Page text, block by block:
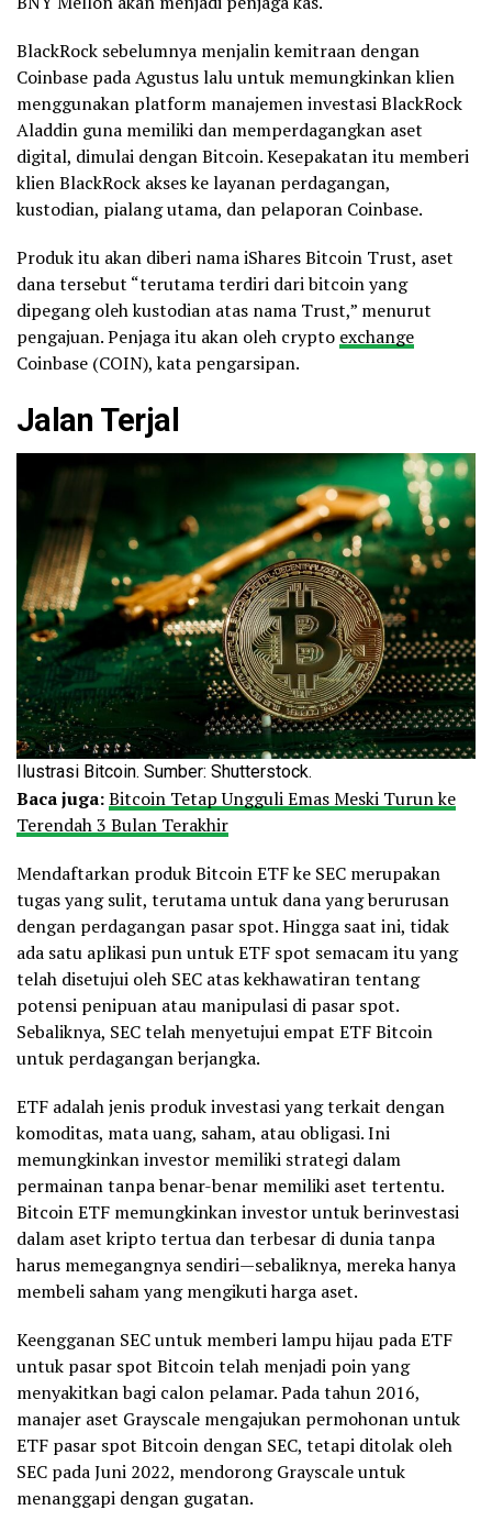
BlackRock sebelumnya menjalin kemitraan dengan
Coinbase pada Agustus lalu untuk memungkinkan klien
menggunakan platform manajemen investasi BlackRock
Aladdin guna memiliki dan memperdagangkan aset
digital, dimulai dengan Bitcoin. Kesepakatan itu memberi
klien BlackRock akses ke layanan perdagangan,
kustodian, pialang utama, dan pelaporan Coinbase.
Produk itu akan diberi nama iShares Bitcoin Trust, aset
dana tersebut “terutama terdiri dari bitcoin yang
dipegang oleh kustodian atas nama Trust,” menurut
pengajuan. Penjaga itu akan oleh crypto exchange
Coinbase (COIN), kata pengarsipan.
Jalan Terjal
Ilustrasi Bitcoin. Sumber: Shutterstock.
Baca juga:Bitcoin Tetap Ungguli Emas Meski Turun ke
Terendah 3 Bulan Terakhir
Mendaftarkan produk Bitcoin ETF ke SEC merupakan
tugas yang sulit, terutama untuk dana yang berurusan
dengan perdagangan pasar spot. Hingga saat ini, tidak
ada satu aplikasi pun untuk ETF spot semacam itu yang
telah disetujui oleh SEC atas kekhawatiran tentang
potensi penipuan atau manipulasi di pasar spot.
Sebaliknya, SEC telah menyetujui empat ETF Bitcoin
untuk perdagangan berjangka.
ETF adalah jenis produk investasi yang terkait dengan
komoditas, mata uang, saham, atau obligasi. Ini
memungkinkan investor memiliki strategi dalam
permainan tanpa benar-benar memiliki aset tertentu.
Bitcoin ETF memungkinkan investor untuk berinvestasi
dalam aset kripto tertua dan terbesar di dunia tanpa
harus memegangnya sendiri—sebaliknya, mereka hanya
membeli saham yang mengikuti harga aset.
Keengganan SEC untuk memberi lampu hijau pada ETF
untuk pasar spot Bitcoin telah menjadi poin yang
menyakitkan bagi calon pelamar. Pada tahun 2016,
manajer aset Grayscale mengajukan permohonan untuk
ETF pasar spot Bitcoin dengan SEC, tetapi ditolak oleh
SEC pada Juni 2022, mendorong Grayscale untuk
menanggapi dengan gugatan.